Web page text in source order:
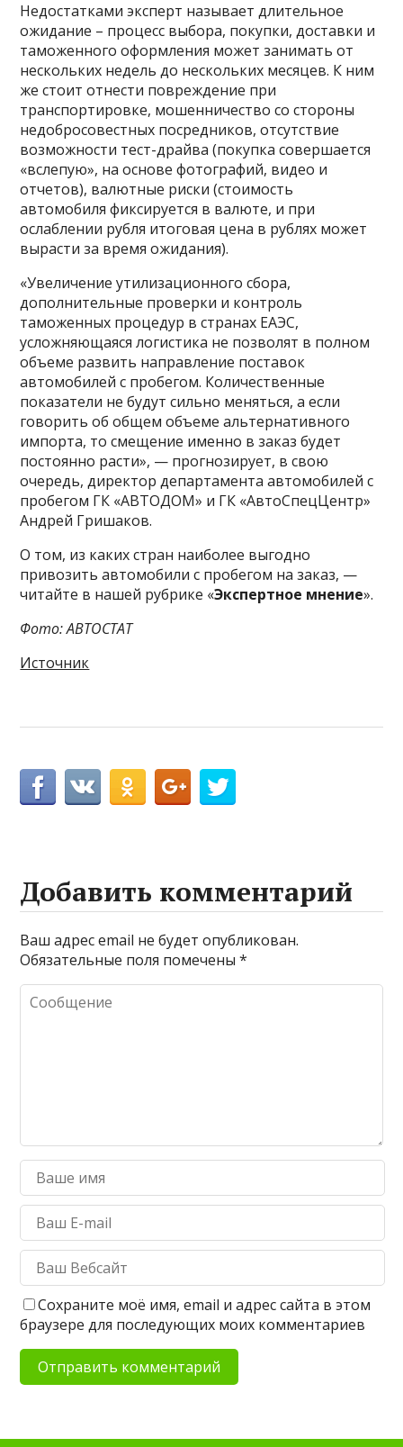
Недостатками эксперт называет длительное
ожидание – процесс выбора, покупки, доставки и
таможенного оформления может занимать от
нескольких недель до нескольких месяцев. К ним
же стоит отнести повреждение при
транспортировке, мошенничество со стороны
недобросовестных посредников, отсутствие
возможности тест-драйва (покупка совершается
«вслепую», на основе фотографий, видео и
отчетов), валютные риски (стоимость
автомобиля фиксируется в валюте, и при
ослаблении рубля итоговая цена в рублях может
вырасти за время ожидания).
«Увеличение утилизационного сбора,
дополнительные проверки и контроль
таможенных процедур в странах ЕАЭС,
усложняющаяся логистика не позволят в полном
объеме развить направление поставок
автомобилей с пробегом. Количественные
показатели не будут сильно меняться, а если
говорить об общем объеме альтернативного
импорта, то смещение именно в заказ будет
постоянно расти», — прогнозирует, в свою
очередь, директор департамента автомобилей с
пробегом ГК «АВТОДОМ» и ГК «АвтоСпецЦентр»
Андрей Гришаков.
О том, из каких стран наиболее выгодно
привозить автомобили с пробегом на заказ, —
читайте в нашей рубрике «Экспертное мнение».
Фото: АВТОСТАТ
Источник
Добавить комментарий
Ваш адрес email не будет опубликован.
Обязательные поля помечены*
Сохраните моё имя, email и адрес сайта в этом
браузере для последующих моих комментариев